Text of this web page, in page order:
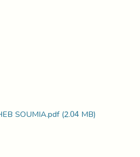
SOUMIA.pdf(2.04 MB)